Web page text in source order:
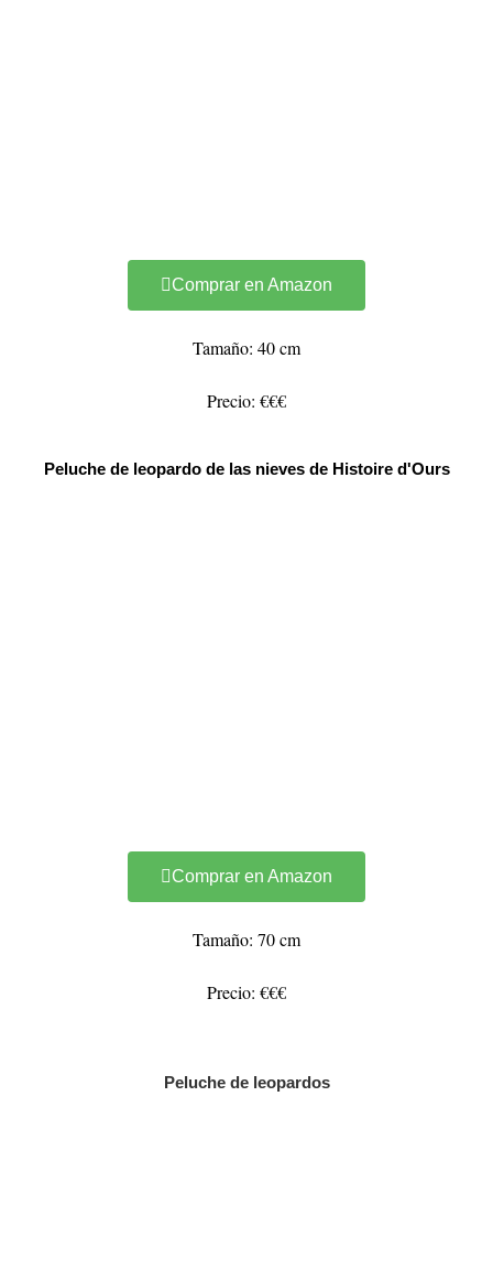
Comprar en Amazon
Tamaño: 40 cm
Precio: €€€
Peluche de leopardo de las nieves de Histoire d'Ours
Comprar en Amazon
Tamaño: 70 cm
Precio: €€€
Peluche de leopardos